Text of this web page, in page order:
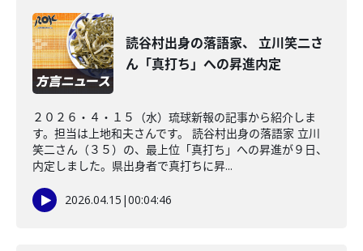
読谷村出身の落語家、 立川笑二さ
ん「真打ち」への昇進内定
２０２６・４・１５（水）琉球新報の記事から紹介しま
す。担当は上地和夫さんです。 読谷村出身の落語家 立川
笑二さん（３５）の、最上位「真打ち」への昇進が９日、
内定しました。県出身者で真打ちに昇...
2026.04.15 |00:04:46